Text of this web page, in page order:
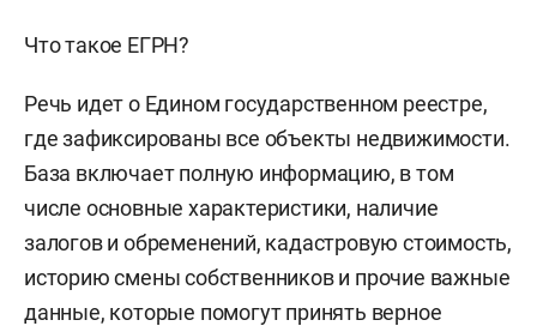
Что такое ЕГРН?
Речь идет о Едином государственном реестре,
где зафиксированы все объекты недвижимости.
База включает полную информацию, в том
числе основные характеристики, наличие
залогов и обременений, кадастровую стоимость,
историю смены собственников и прочие важные
данные, которые помогут принять верное